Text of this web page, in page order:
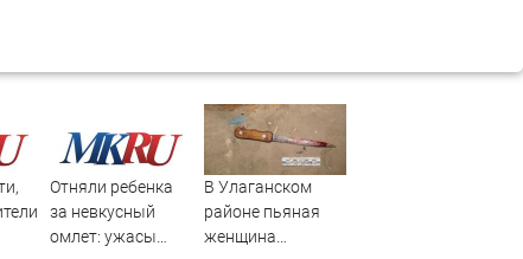
Отняли ребенка
за невкусный
омлет: ужасы
В Улаганском
районе пьяная
женщина